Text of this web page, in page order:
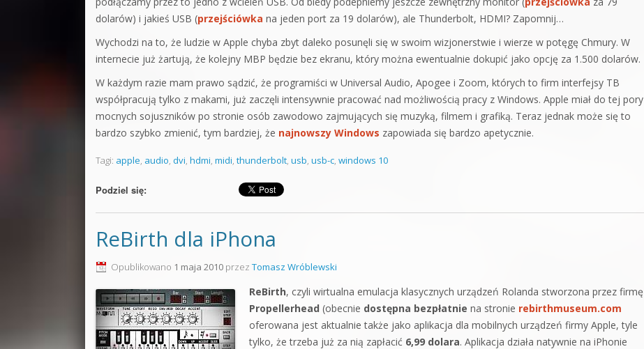
dolarów) i jakieś USB (przejściówka na jeden port za 19 dolarów), ale Thunderbolt, HDMI? Zapomnij…
Wychodzi na to, że ludzie w Apple chyba zbyt daleko posunęli się w swoim wizjonerstwie i wierze w potęgę Chmury. W
internecie już żartują, że kolejny MBP będzie bez ekranu, który można ewentualnie dokupić jako opcję za 1.500 dolarów.
W każdym razie mam prawo sądzić, że programiści w Universal Audio, Apogee i Zoom, których to firm interfejsy TB
współpracują tylko z makami, już zaczęli intensywnie pracować nad możliwością pracy z Windows. Apple miał do tej pory
mocnych sojuszników po stronie osób zawodowo zajmujących się muzyką, filmem i grafiką. Teraz jednak może się to
bardzo szybko zmienić, tym bardziej, że najnowszy Windows zapowiada się bardzo apetycznie.
Tagi: apple, audio, dvi, hdmi, midi, thunderbolt, usb, usb-c, windows 10
Podziel się:
ReBirth dla iPhona
Opublikowano 1 maja 2010 przez Tomasz Wróblewski
ReBirth, czyli wirtualna emulacja klasycznych urządzeń Rolanda stworzona przez firmę
Propellerhead (obecnie dostępna bezpłatnie na stronie rebirthmuseum.com
oferowana jest aktualnie także jako aplikacja dla mobilnych urządzeń firmy Apple, tyle
tylko, że trzeba już za nią zapłacić 6,99 dolara. Aplikacja działa natywnie na iPhonie